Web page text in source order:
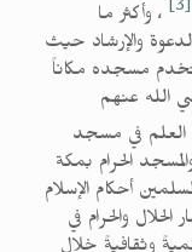
[3]
، وأكثر ما
والإرشاد حيث
مسجده مكاناً
الله عنهم
في مسجد
الحرام بمكة
أحكام الإسلام
والحرام في